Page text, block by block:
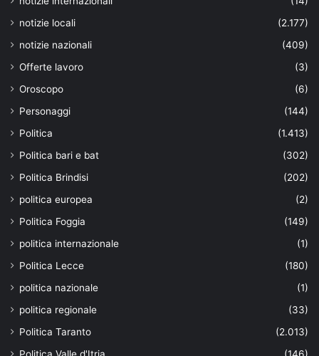
notizie locali
(2.177)
notizie nazionali
(409)
Offerte lavoro
(3)
Oroscopo
(6)
Personaggi
(144)
Politica
(1.413)
Politica bari e bat
(302)
Politica Brindisi
(202)
politica europea
(2)
Politica Foggia
(149)
politica internazionale
(1)
Politica Lecce
(180)
politica nazionale
(1)
politica regionale
(33)
Politica Taranto
(2.013)
Politica Valle d'Itria
(146)